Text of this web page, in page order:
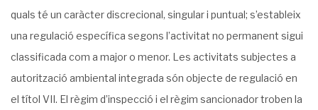
quals té un caràcter discrecional, singular i puntual; s’estableix
una regulació específica segons l’activitat no permanent sigui
classificada com a major o menor. Les activitats subjectes a
autorització ambiental integrada són objecte de regulació en
el títol VII. El règim d’inspecció i el règim sancionador troben la